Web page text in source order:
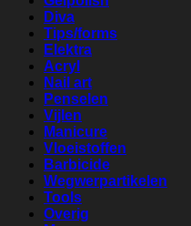
Diva
Tips/forms
Elektra
Acryl
Nail art
Penselen
Vijlen
Manicure
Vloeistoffen
Barbicide
Wegwerpartikelen
Tools
Overig